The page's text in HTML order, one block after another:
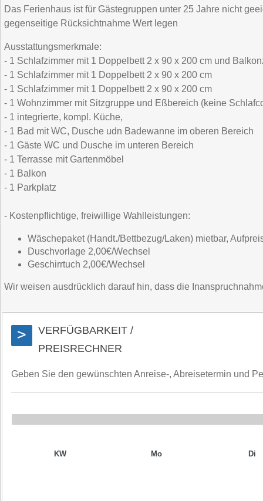
Das Ferienhaus ist für Gästegruppen unter 25 Jahre nicht
gegenseitige Rücksichtnahme Wert legen
Ausstattungsmerkmale:
- 1 Schlafzimmer mit 1 Doppelbett 2 x 90 x 200 cm und
- 1 Schlafzimmer mit 1 Doppelbett 2 x 90 x 200 cm
- 1 Schlafzimmer mit 1 Doppelbett 2 x 90 x 200 cm
- 1 Wohnzimmer mit Sitzgruppe und Eßbereich (keine
- 1 integrierte, kompl. Küche,
- 1 Bad mit WC, Dusche udn Badewanne im oberen Bereich
- 1 Gäste WC und Dusche im unteren Bereich
- 1 Terrasse mit Gartenmöbel
- 1 Balkon
- 1 Parkplatz
- Kostenpflichtige, freiwillige Wahlleistungen:
Wäschepaket (Handt./Bettbezug/Laken) mietbar,
Duschvorlage 2,00€/Wechsel
Geschirrtuch 2,00€/Wechsel
Wir weisen ausdrücklich darauf hin, dass die
>
VERFÜGBARKEIT /
PREISRECHNER
Geben Sie den gewünschten Anreise-, Abreisetermin und
KW Mo Di